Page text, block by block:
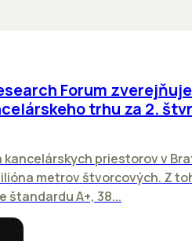
Forum zverejňuje
trhu za 2.
kancelárskych priestorov v
metrov štvorcových. Z
štandardu A+, 38...